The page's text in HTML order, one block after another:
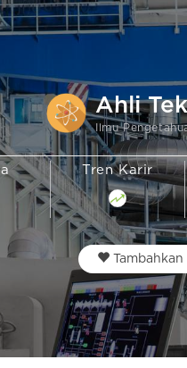
Ahli
Ilmu
Tren Karir
Tambahkan